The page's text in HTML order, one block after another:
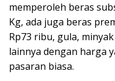
memperoleh beras
Kg, ada juga beras
Rp73 ribu, gula,
lainnya dengan harga
pasaran biasa.